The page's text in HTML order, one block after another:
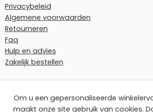
Privacybeleid
Algemene voorwaarden
Retourneren
Faq
Hulp en advies
Zakelijk bestellen
Om u een gepersonaliseerde
maakt onze site gebruik van cookies.